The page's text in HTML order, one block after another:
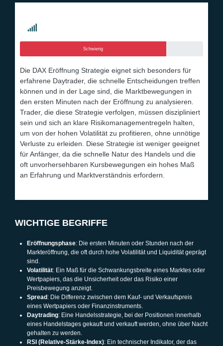
Schwierig
Die DAX Eröffnung Strategie eignet sich besonders für
erfahrene Daytrader, die schnelle Entscheidungen treffen
können und in der Lage sind, die Marktbewegungen in
den ersten Minuten nach der Eröffnung zu analysieren.
Trader, die diese Strategie verfolgen, müssen diszipliniert
sein und sich an klare Risikomanagementregeln halten,
um von der hohen Volatilität zu profitieren, ohne unnötige
Verluste zu erleiden. Diese Strategie ist weniger geeignet
für Anfänger, da die schnelle Natur des Handels und die
oft unvorhersehbaren Kursbewegungen ein hohes Maß
an Erfahrung und Marktverständnis erfordern.
WICHTIGE BEGRIFFE
Eröffnungsphase: Die ersten Minuten oder Stunden nach der
Markteröffnung, die oft durch hohe Volatilität und Liquidität geprägt
sind.
Volatilität: Ein Maß für die Schwankungsbreite eines Marktes oder
Wertpapiers, das die Unsicherheit oder das Risiko einer
Preisbewegung anzeigt.
Spread: Die Differenz zwischen dem Kauf- und Verkaufspreis
eines Wertpapiers oder Finanzinstruments.
Daytrading: Eine Handelsstrategie, bei der Positionen innerhalb
eines Handelstages gekauft und verkauft werden, ohne über Nacht
gehalten zu werden.
RSI (Relative-Stärke-Index): Ein technischer Indikator, der das